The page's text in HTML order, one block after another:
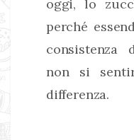
oggi, lo
perché
non si
differenza.